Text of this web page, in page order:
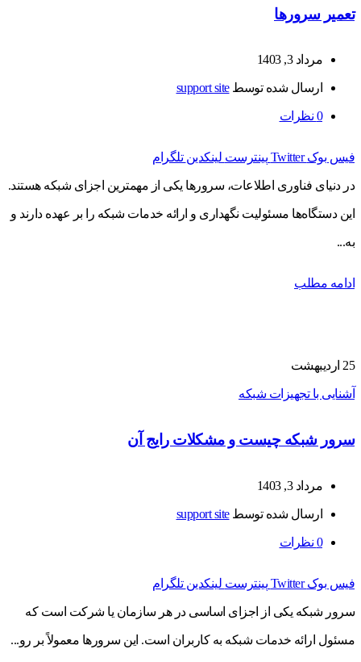
تعمیر سرورها
مرداد 3, 1403
ارسال شده توسطsupport site
0 نظرات
فیس بوک Twitter پینترست لینکدین تلگرام
در دنیای فناوری اطلاعات، سرورها یکی از مهمترین اجزای شبکه هستند.
این دستگاه‌ها مسئولیت نگهداری و ارائه خدمات شبکه را بر عهده دارند و
به...
ادامه مطلب
25 اردیبهشت
آشنایی با تجهیزات شبکه
سرور شبکه چیست و مشکلات رایج آن
مرداد 3, 1403
ارسال شده توسطsupport site
0 نظرات
فیس بوک Twitter پینترست لینکدین تلگرام
سرور شبکه یکی از اجزای اساسی در هر سازمان یا شرکت است که
مسئول ارائه خدمات شبکه به کاربران است. این سرورها معمولاً بر رو...